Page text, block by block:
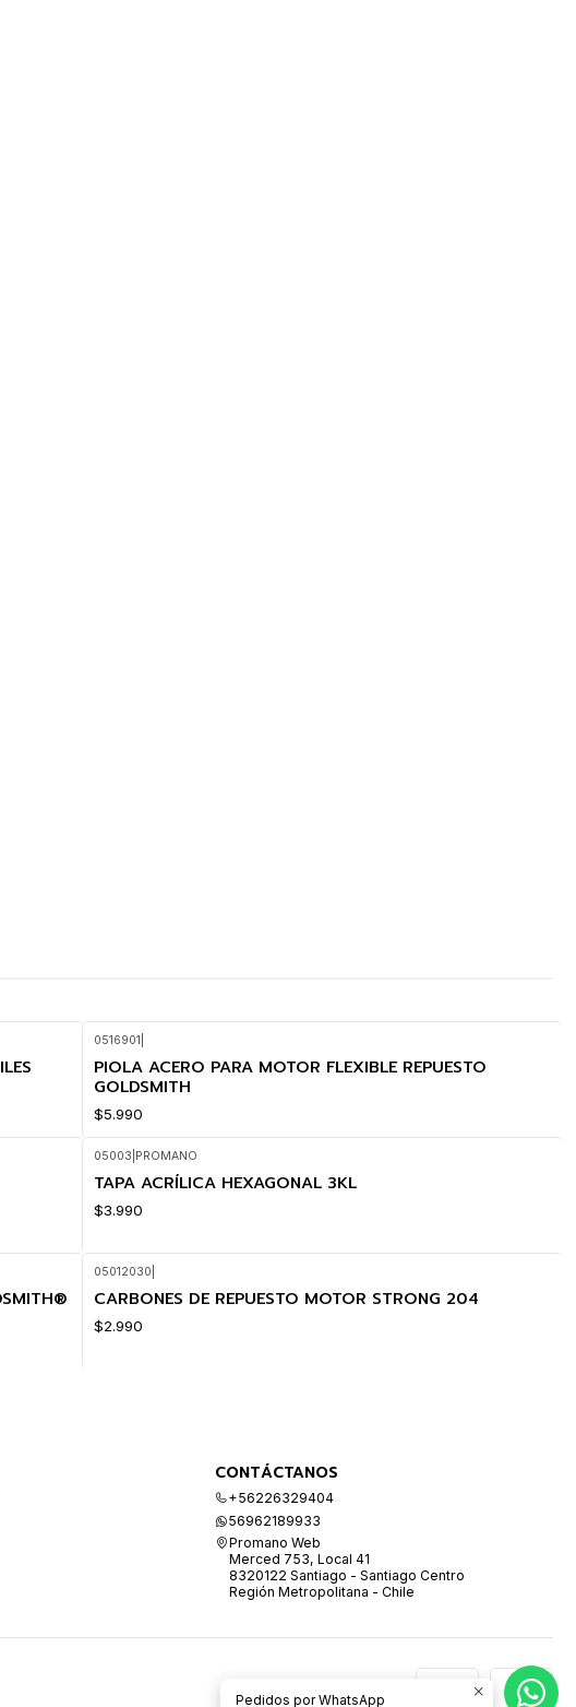
0516901
PIOLA ACERO PARA MOTOR FLEXIBLE REPUESTO
GOLDSMITH
$5.990
05003 PROMANO
TAPA ACRÍLICA HEXAGONAL 3KL
$3.990
05012030
CARBONES DE REPUESTO MOTOR STRONG 204
$2.990
CONTÁCTANOS
+56226329404
56962189933
Promano Web
Merced 753, Local 41
8320122 Santiago - Santiago Centro
Región Metropolitana - Chile
Pedidos por WhatsApp